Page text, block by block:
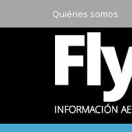
Quiénes somos